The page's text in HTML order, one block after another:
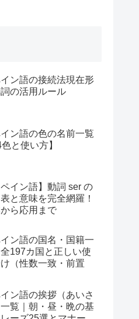
ン語の接続法現在形
の活用ルール
ン語の色の名前一覧
色と使い方】
ペイン語】動詞 ser の
と意味を完全網羅！
ら応用まで
ン語の国名・国籍一
197カ国と正しい使
（性数一致・前置
ン語の挨拶（あいさ
覧｜朝・昼・晩の基